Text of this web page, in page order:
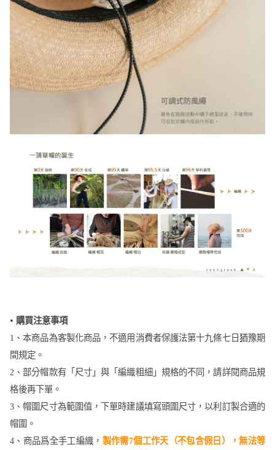
• 購買注意事項
1、本商品為客製化商品，不適用消費者保護法第十九條七日猶豫期
間規定。
2、部分帽款有「尺寸」與「編織粗細」規格的不同，請詳閱商品規
格後再下單。
3、帽圍尺寸為範圍值，下單時建議填寫頭圍尺寸，以利訂製合適的
帽圍。
4、商品爲全手工編織， 製作需7個工作天（不包含假日），無法等